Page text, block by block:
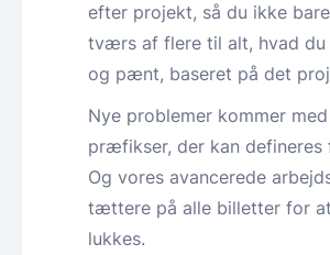
efter projekt, så du ikke
tværs af flere til alt, hvad du
og pænt, baseret på det
Nye problemer kommer
præfikser, der kan
Og vores avancerede
tættere på alle billetter for
lukkes.